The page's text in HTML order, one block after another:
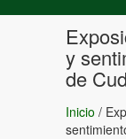
y
de
Inicio /